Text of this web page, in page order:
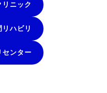
ニック
ハビリ
ンター